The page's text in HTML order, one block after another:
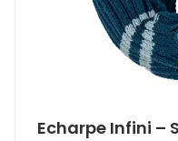
Echarpe Infini –